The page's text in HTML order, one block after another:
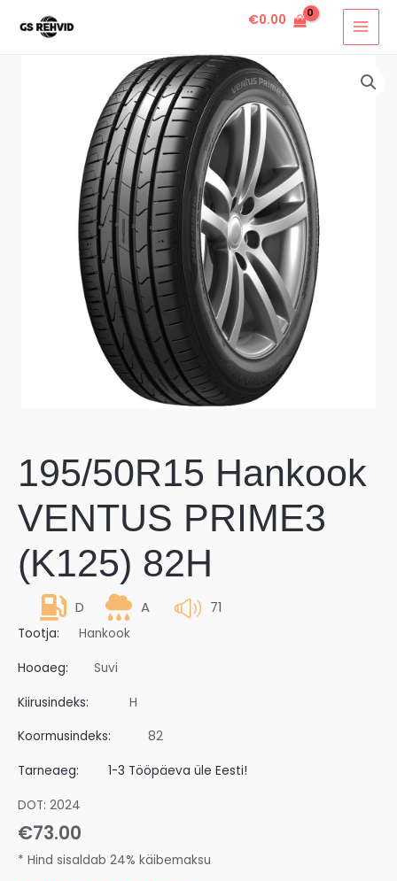
€0.00
195/50R15 Hankook
VENTUS PRIME3
(K125) 82H
D A 71
Tootja: Hankook
Hooaeg: Suvi
Kiirusindeks: H
Koormusindeks: 82
Tarneaeg: 1-3 Tööpäeva üle Eesti!
DOT: 2024
€73.00
* Hind sisaldab 24% käibemaksu